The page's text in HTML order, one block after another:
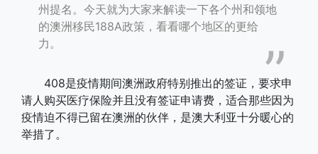
州提名。今天就为大家来解读一下各个州和领地
的澳洲移民188A政策，看看哪个地区的更给
力。
408是疫情期间澳洲政府特别推出的签证，要求申
请人购买医疗保险并且没有签证申请费，适合那些因为
疫情迫不得已留在澳洲的伙伴，是澳大利亚十分暖心的
举措了。